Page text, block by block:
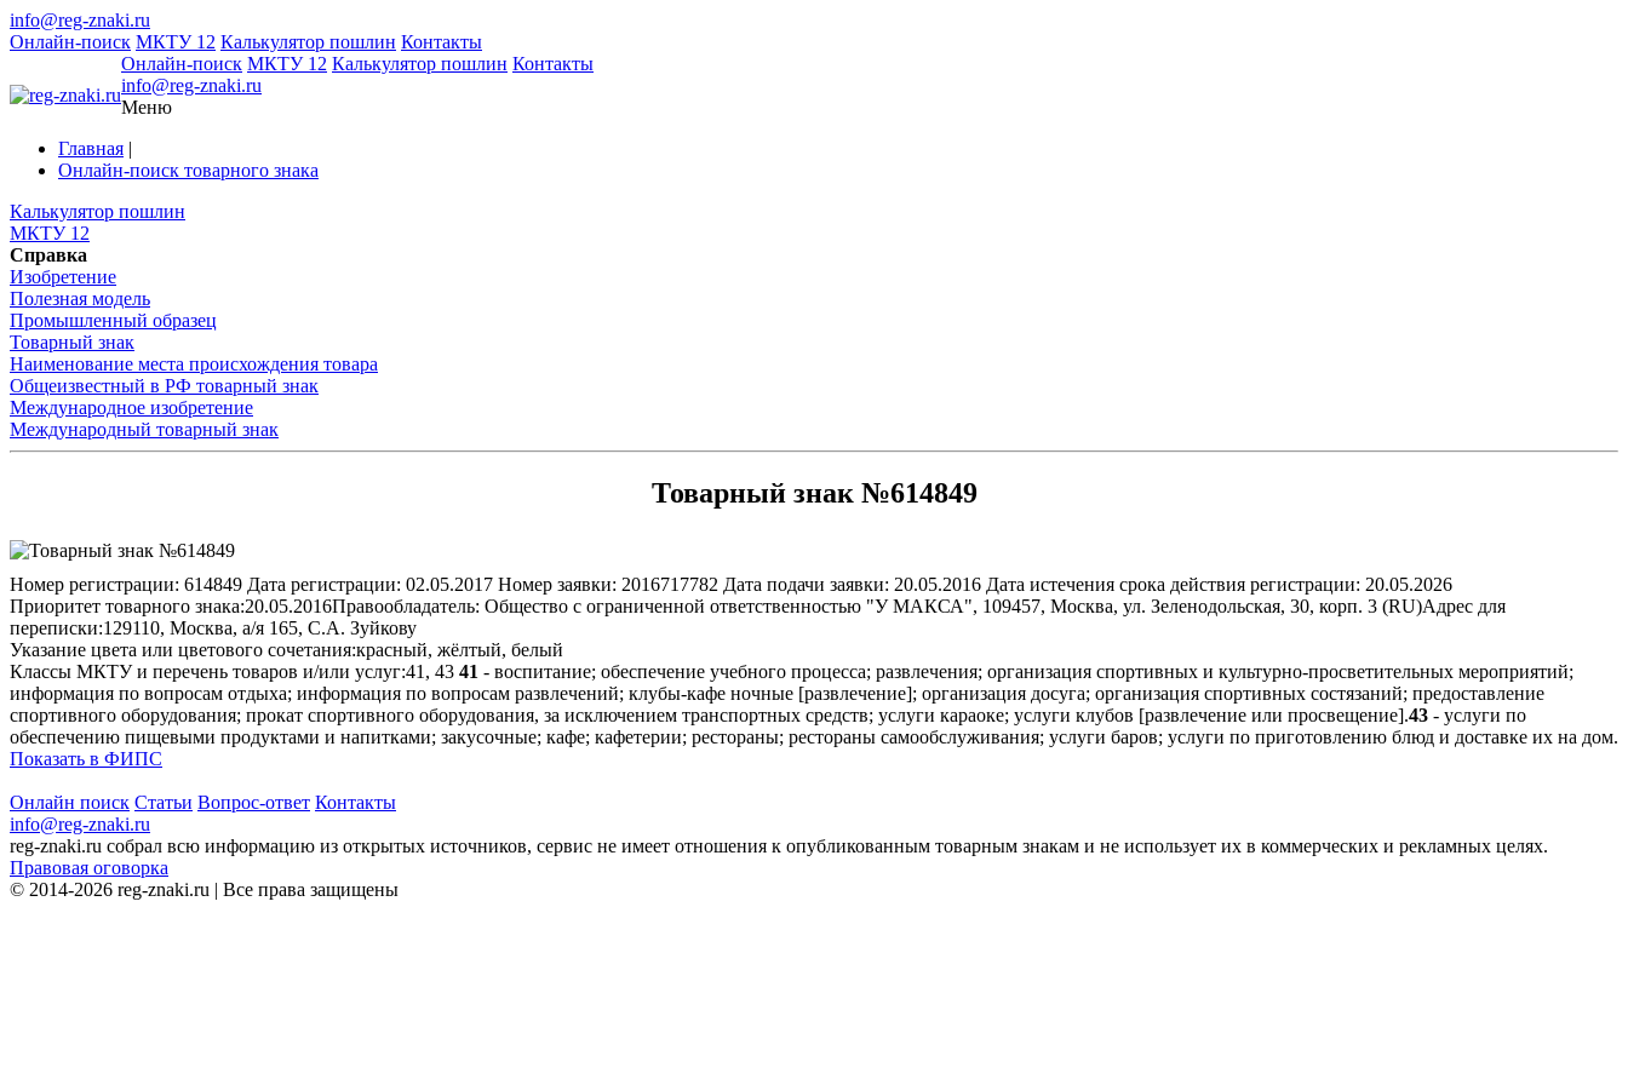
info@reg-znaki.ru
Онлайн-поиск МКТУ 12 Калькулятор пошлин Контакты
Онлайн-поиск МКТУ 12 Калькулятор пошлин Контакты
info@reg-znaki.ru
Меню
Главная |
Онлайн-поиск товарного знака
Калькулятор пошлин
МКТУ 12
Справка
Изобретение
Полезная модель
Промышленный образец
Товарный знак
Наименование места происхождения товара
Общеизвестный в РФ товарный знак
Международное изобретение
Международный товарный знак
Товарный знак №614849
Номер регистрации: 614849 Дата регистрации: 02.05.2017 Номер заявки: 2016717782 Дата подачи заявки: 20.05.2016 Дата истечения срока действия регистрации: 20.05.2026
Приоритет товарного знака:20.05.2016Правообладатель: Общество с ограниченной ответственностью "У МАКСА", 109457, Москва, ул. Зеленодольская, 30, корп. 3 (RU)Адрес для
переписки:129110, Москва, а/я 165, С.А. Зуйкову
Указание цвета или цветового сочетания:красный, жёлтый, белый
Классы МКТУ и перечень товаров и/или услуг:41, 43 41 - воспитание; обеспечение учебного процесса; развлечения; организация спортивных и культурно-просветительных мероприятий;
информация по вопросам отдыха; информация по вопросам развлечений; клубы-кафе ночные [развлечение]; организация досуга; организация спортивных состязаний; предоставление
спортивного оборудования; прокат спортивного оборудования, за исключением транспортных средств; услуги караоке; услуги клубов [развлечение или просвещение].43 - услуги по
обеспечению пищевыми продуктами и напитками; закусочные; кафе; кафетерии; рестораны; рестораны самообслуживания; услуги баров; услуги по приготовлению блюд и доставке их на дом.
Показать в ФИПС
Онлайн поиск Статьи Вопрос-ответ Контакты
info@reg-znaki.ru
reg-znaki.ru собрал всю информацию из открытых источников, сервис не имеет отношения к опубликованным товарным знакам и не использует их в коммерческих и рекламных целях.
Правовая оговорка
© 2014-2026 reg-znaki.ru | Все права защищены